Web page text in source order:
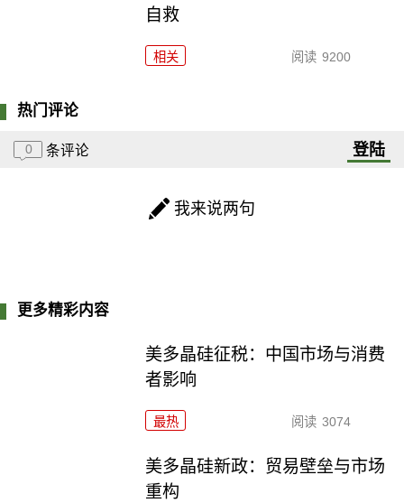
自救
相关 阅读 9200
热门评论
0 条评论 登陆
我来说两句
更多精彩内容
美多晶硅征税：中国市场与消费
者影响
最热 阅读 3074
美多晶硅新政：贸易壁垒与市场
重构